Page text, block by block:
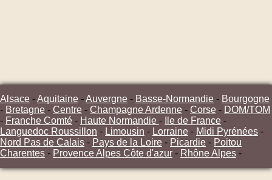
Alsace -Aquitaine -Auvergne - Basse-Normandie - Bourgogne
- Bretagne - Centre - Champagne Ardenne - Corse - DOM/TOM
- Franche Comté - Haute Normandie - Ile de France -
Languedoc Roussillon - Limousin - Lorraine - Midi Pyrénées -
Nord Pas de Calais - Pays de la Loire - Picardie - Poitou
Charentes - Provence Alpes Côte d'azur - Rhône Alpes -